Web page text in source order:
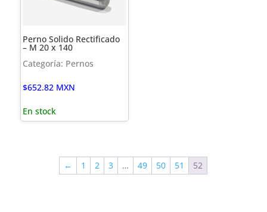
Perno Solido Rectificado
– M 20 x 140
Categoría: Pernos
$652.82 MXN
En stock
← 1 2 3 … 49 50 51 52